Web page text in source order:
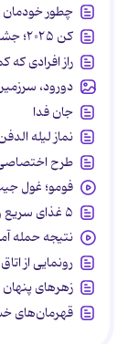
چطور خودمان را از نظر
کن ۲۰۲۵؛ جشنواره‌ای علیه خانواده
راز افرادی
دورود،
جان فدا
نماز لیله
طرح
فومو؛ غول
۵ غذای سریع و سالم برای طبیعت‌گردی
نتیجه حمله
رونمایی از
زهرهای
قهرمان‌های